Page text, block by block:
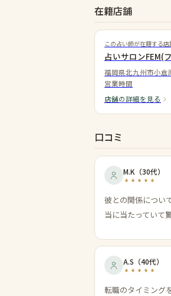
在籍店舗
この占い師が在籍する店
占いサロンFEM(
福岡県北九州市小倉
営業時間
店舗の詳細を見る
口コミ
M.K （30代）
彼との関係につい
当に当たっていて
A.S （40代）
転職のタイミング